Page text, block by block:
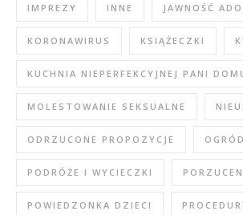
IMPREZY INNE JAWNOŚĆ
KORONAWIRUS KSIĄŻECZKI
KUCHNIA NIEPERFEKCYJNEJ PANI
MOLESTOWANIE SEKSUALNE
ODRZUCONE PROPOZYCJE
PODRÓŻE I WYCIECZKI
POWIEDZONKA DZIECI